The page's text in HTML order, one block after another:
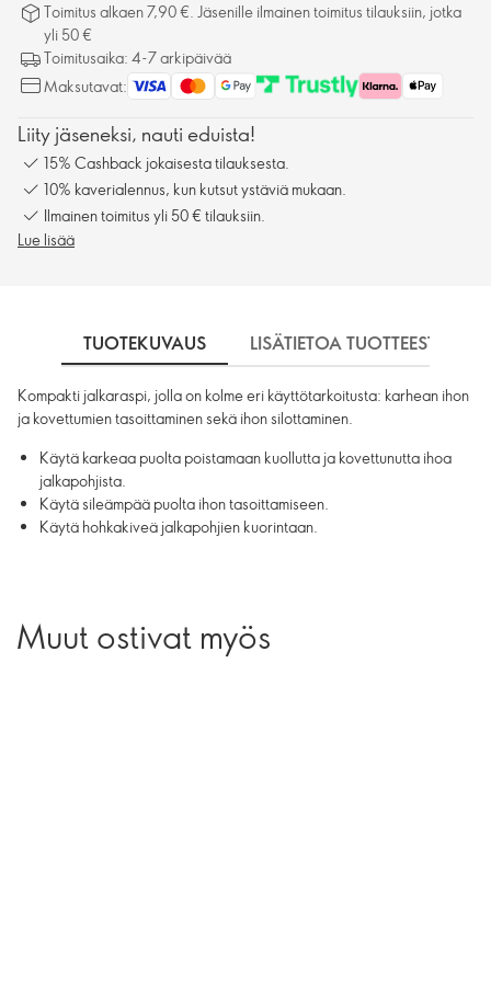
Toimitus alkaen 7,90 €. Jäsenille ilmainen toimitus tilauksiin, jotka
yli 50 €
Toimitusaika: 4-7 arkipäivää
Maksutavat:
Liity jäseneksi, nauti eduista!
15% Cashback jokaisesta tilauksesta.
10% kaverialennus, kun kutsut ystäviä mukaan.
Ilmainen toimitus yli 50 € tilauksiin.
Lue lisää
TUOTEKUVAUS LISÄTIETOA TUOTTEESTA
Kompakti jalkaraspi, jolla on kolme eri käyttötarkoitusta: karhean ihon
ja kovettumien tasoittaminen sekä ihon silottaminen.
Käytä karkeaa puolta poistamaan kuollutta ja kovettunutta ihoa
jalkapohjista.
Käytä sileämpää puolta ihon tasoittamiseen.
Käytä hohkakiveä jalkapohjien kuorintaan.
Muut ostivat myös